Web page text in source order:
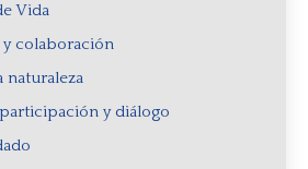
Vida
colaboración
naturaleza
y diálogo